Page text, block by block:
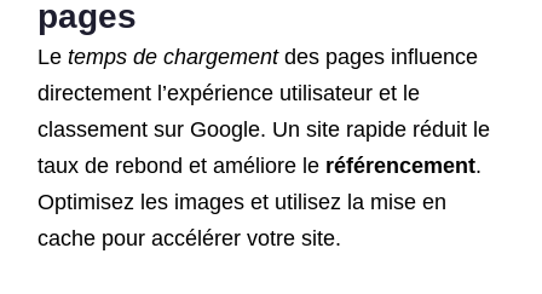
pages
Le temps de chargementdes pages influence
directement l’expérience utilisateur et le
classement sur Google. Un site rapide réduit le
taux de rebond et améliore le référencement.
Optimisez les images et utilisez la mise en
cache pour accélérer votre site.